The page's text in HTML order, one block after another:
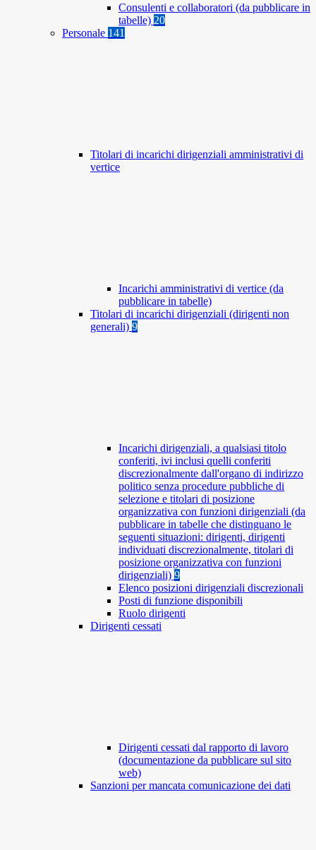
Consulenti e collaboratori (da pubblicare in
tabelle) 20
Personale 141
Titolari di incarichi dirigenziali amministrativi di
vertice
Incarichi amministrativi di vertice (da
pubblicare in tabelle)
Titolari di incarichi dirigenziali (dirigenti non
generali) 9
Incarichi dirigenziali, a qualsiasi titolo
conferiti, ivi inclusi quelli conferiti
discrezionalmente dall'organo di indirizzo
politico senza procedure pubbliche di
selezione e titolari di posizione
organizzativa con funzioni dirigenziali (da
pubblicare in tabelle che distinguano le
seguenti situazioni: dirigenti, dirigenti
individuati discrezionalmente, titolari di
posizione organizzativa con funzioni
dirigenziali) 9
Elenco posizioni dirigenziali discrezionali
Posti di funzione disponibili
Ruolo dirigenti
Dirigenti cessati
Dirigenti cessati dal rapporto di lavoro
(documentazione da pubblicare sul sito
web)
Sanzioni per mancata comunicazione dei dati